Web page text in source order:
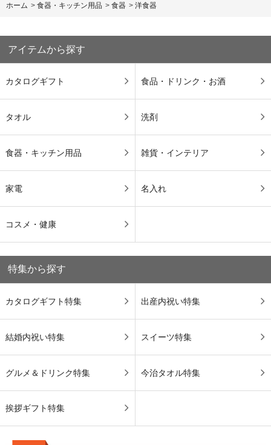
ホーム > 食器・キッチン用品 > 食器 > 洋食器
アイテムから探す
カタログギフト 食品・ドリンク・お酒
タオル 洗剤
食器・キッチン用品 雑貨・インテリア
家電 名入れ
コスメ・健康
特集から探す
カタログギフト特集 出産内祝い特集
結婚内祝い特集 スイーツ特集
グルメ＆ドリンク特集 今治タオル特集
挨拶ギフト特集